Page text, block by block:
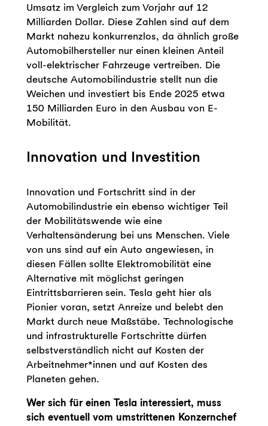
Umsatz im Vergleich zum Vorjahr auf 12
Milliarden Dollar. Diese Zahlen sind auf dem
Markt nahezu konkurrenzlos, da ähnlich große
Automobilhersteller nur einen kleinen Anteil
voll-elektrischer Fahrzeuge vertreiben. Die
deutsche Automobilindustrie stellt nun die
Weichen und investiert bis Ende 2025 etwa
150 Milliarden Euro in den Ausbau von E-
Mobilität.
Innovation und Investition
Innovation und Fortschritt sind in der
Automobilindustrie ein ebenso wichtiger Teil
der Mobilitätswende wie eine
Verhaltensänderung bei uns Menschen. Viele
von uns sind auf ein Auto angewiesen, in
diesen Fällen sollte Elektromobilität eine
Alternative mit möglichst geringen
Eintrittsbarrieren sein. Tesla geht hier als
Pionier voran, setzt Anreize und belebt den
Markt durch neue Maßstäbe. Technologische
und infrastrukturelle Fortschritte dürfen
selbstverständlich nicht auf Kosten der
Arbeitnehmer*innen und auf Kosten des
Planeten gehen.
Wer sich für einen Tesla interessiert, muss
sich eventuell vom umstrittenen Konzernchef